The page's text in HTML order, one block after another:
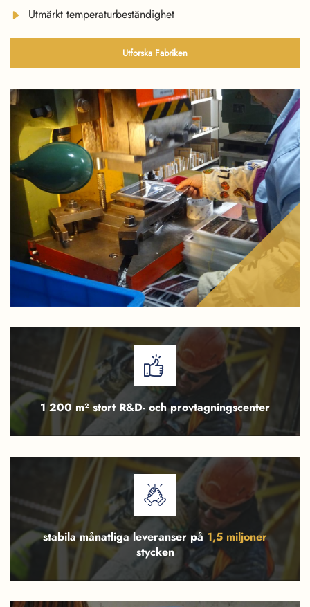
Utmärkt temperaturbeständighet
Utforska Fabriken
1 200 m² stort R&D- och provtagningscenter
stabila månatliga leveranser på 1,5 miljoner
stycken